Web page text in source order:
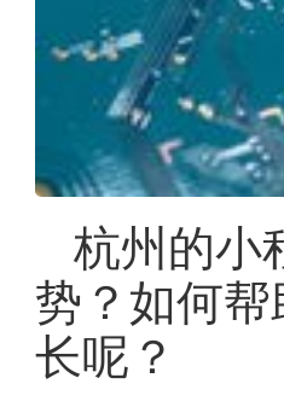
杭州的小
势？如何
长呢？